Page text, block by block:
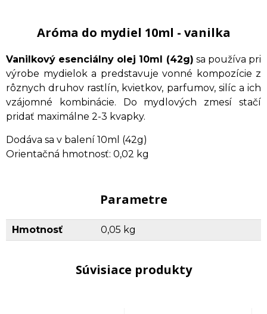
Aróma do mydiel 10ml - vanilka
Vanilkový esenciálny olej 10ml (42g) sa používa pri
výrobe mydielok a predstavuje vonné kompozície z
rôznych druhov rastlín, kvietkov, parfumov, silíc a ich
vzájomné kombinácie. Do mydlových zmesí stačí
pridať maximálne 2-3 kvapky.
Dodáva sa v balení 10ml (42g)
Orientačná hmotnosť: 0,02 kg
Parametre
Hmotnosť 0,05 kg
Súvisiace produkty